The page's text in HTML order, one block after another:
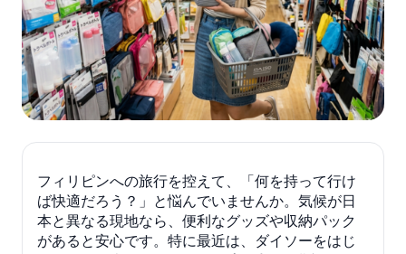
フィリピンへの旅行を控えて、「何を持って行け
ば快適だろう？」と悩んでいませんか。気候が日
本と異なる現地なら、便利なグッズや収納パック
があると安心です。特に最近は、ダイソーをはじ